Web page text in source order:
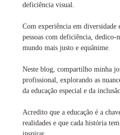
deficiência visual.
Com experiência em diversidade
pessoas com deficiência, dedico-
mundo mais justo e equânime.
Neste blog, compartilho minha
profissional, explorando as
da educação especial e da
Acredito que a educação é a
realidades e que cada história